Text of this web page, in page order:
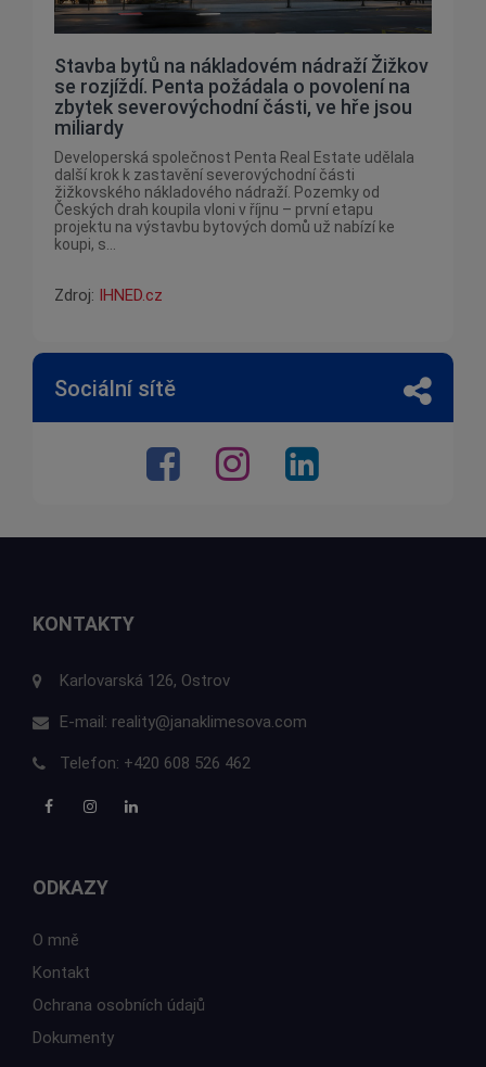
Stavba bytů na nákladovém nádraží Žižkov
se rozjíždí. Penta požádala o povolení na
zbytek severovýchodní části, ve hře jsou
miliardy
Developerská společnost Penta Real Estate udělala
další krok k zastavění severovýchodní části
žižkovského nákladového nádraží. Pozemky od
Českých drah koupila vloni v říjnu – první etapu
projektu na výstavbu bytových domů už nabízí ke
koupi, s...
Zdroj: IHNED.cz
Sociální sítě
KONTAKTY
Karlovarská 126, Ostrov
E-mail: reality@janaklimesova.com
Telefon: +420 608 526 462
ODKAZY
O mně
Kontakt
Ochrana osobních údajů
Dokumenty